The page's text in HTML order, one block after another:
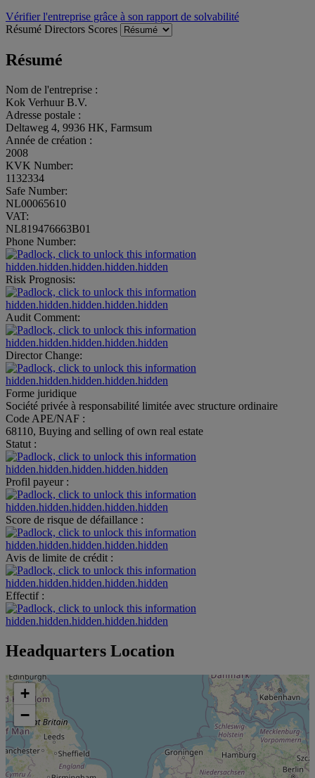
Vérifier l'entreprise grâce à son rapport de solvabilité
Résumé Directors Scores
Résumé
Nom de l'entreprise :
Kok Verhuur B.V.
Adresse postale :
Deltaweg 4, 9936 HK, Farmsum
Année de création :
2008
KVK Number:
1132334
Safe Number:
NL00065610
VAT:
NL819476663B01
Phone Number:
hidden.hidden.hidden.hidden.hidden
Risk Prognosis:
hidden.hidden.hidden.hidden.hidden
Audit Comment:
hidden.hidden.hidden.hidden.hidden
Director Change:
hidden.hidden.hidden.hidden.hidden
Forme juridique
Société privée à responsabilité limitée avec structure ordinaire
Code APE/NAF :
68110, Buying and selling of own real estate
Statut :
hidden.hidden.hidden.hidden.hidden
Profil payeur :
hidden.hidden.hidden.hidden.hidden
Score de risque de défaillance :
hidden.hidden.hidden.hidden.hidden
Avis de limite de crédit :
hidden.hidden.hidden.hidden.hidden
Effectif :
hidden.hidden.hidden.hidden.hidden
Headquarters Location
+
−